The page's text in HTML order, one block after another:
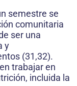
semestre se
comunitaria
ser una
y
(31,32).
trabajar en
incluida la